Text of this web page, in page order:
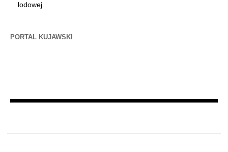
lodowej
PORTAL KUJAWSKI